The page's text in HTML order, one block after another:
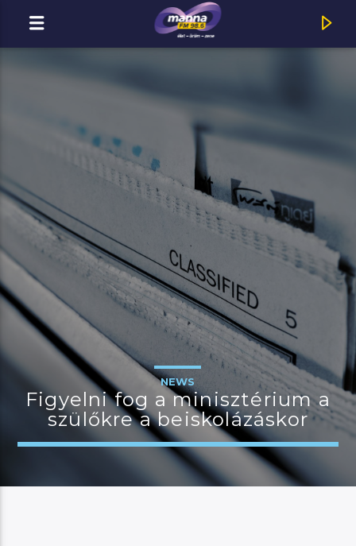
MOST ADÁSBAN
MannaFM
Unisex : Más Úton
JELENLEGI MŰSOR
MANNA DÉLELŐTT
NEWS
Figyelni fog a minisztérium a
szülőkre a beiskolázáskor